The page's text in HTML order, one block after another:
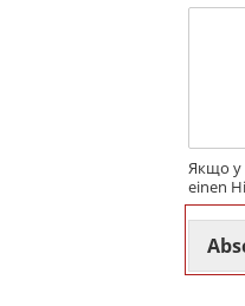
Якщо у
einen